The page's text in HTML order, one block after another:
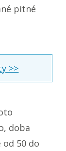
pitné
>>
doba
50 do